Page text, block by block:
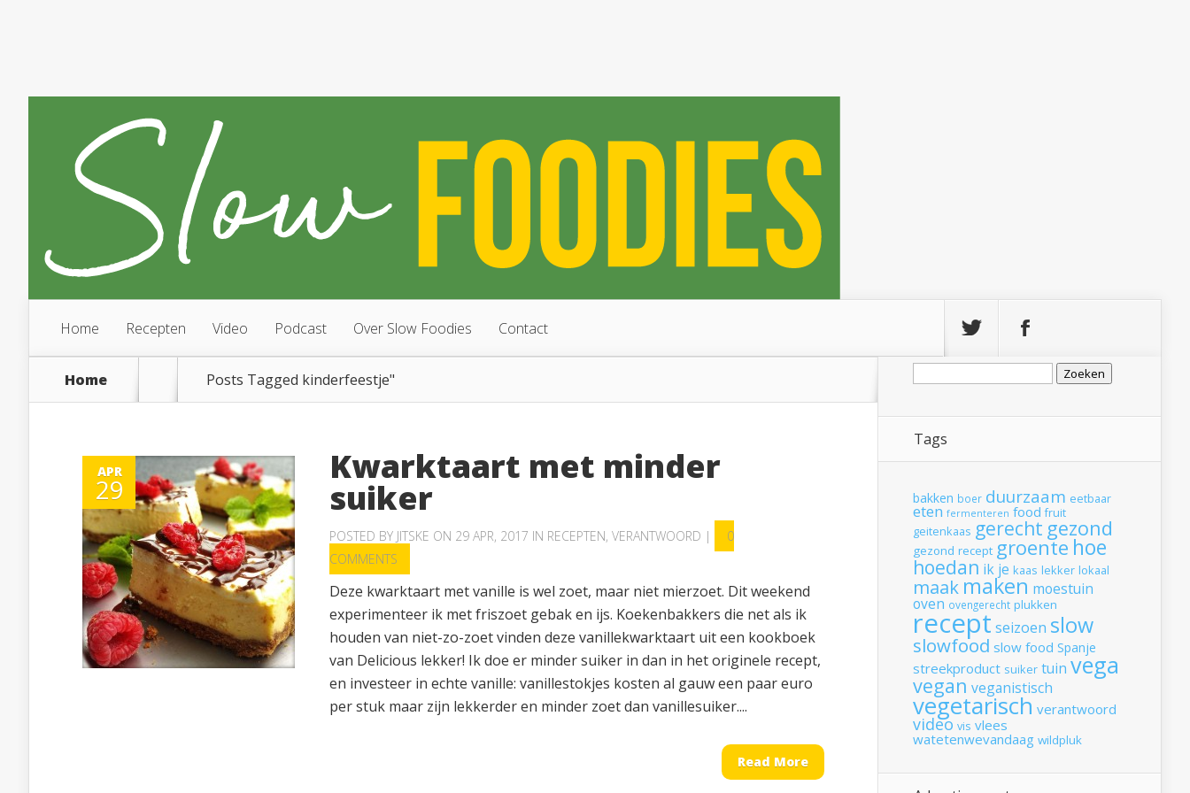
Home Recepten Video Podcast Over Slow Foodies Contact
Home Posts Tagged kinderfeestje"
APR
29
Kwarktaart met minder
suiker
POSTED BY JITSKE ON 29 APR, 2017 IN RECEPTEN, VERANTWOORD |
0
COMMENTS
Deze kwarktaart met vanille is wel zoet, maar niet mierzoet. Dit weekend
experimenteer ik met friszoet gebak en ijs. Koekenbakkers die net als ik
houden van niet-zo-zoet vinden deze vanillekwarktaart uit een kookboek
van Delicious lekker! Ik doe er minder suiker in dan in het originele recept,
en investeer in echte vanille: vanillestokjes kosten al gauw een paar euro
per stuk maar zijn lekkerder en minder zoet dan vanillesuiker....
Read More
Zoeken
Tags
bakken boer duurzaam eetbaar
eten fermenteren food fruit
geitenkaas gerecht gezond
gezond recept groente hoe
hoedan ik je kaas lekker lokaal
maak maken moestuin
oven ovengerecht plukken
recept seizoen slow
slowfood slow food Spanje
streekproduct suiker tuin vega
vegan veganistisch
vegetarisch verantwoord
video vis vlees
watetenwevandaag wildpluk